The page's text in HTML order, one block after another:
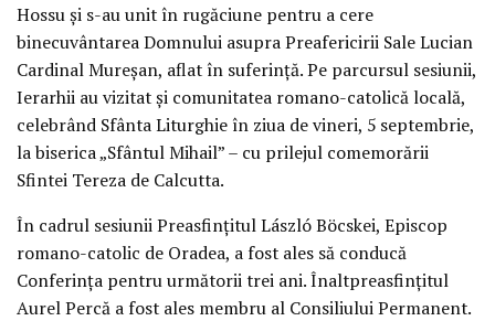
Hossu și s-au unit în rugăciune pentru a cere
binecuvântarea Domnului asupra Preafericirii Sale Lucian
Cardinal Mureșan, aflat în suferință. Pe parcursul sesiunii,
Ierarhii au vizitat și comunitatea romano-catolică locală,
celebrând Sfânta Liturghie în ziua de vineri, 5 septembrie,
la biserica „Sfântul Mihail” – cu prilejul comemorării
Sfintei Tereza de Calcutta.
În cadrul sesiunii Preasfințitul László Böcskei, Episcop
romano-catolic de Oradea, a fost ales să conducă
Conferința pentru următorii trei ani. Înaltpreasfințitul
Aurel Percă a fost ales membru al Consiliului Permanent.